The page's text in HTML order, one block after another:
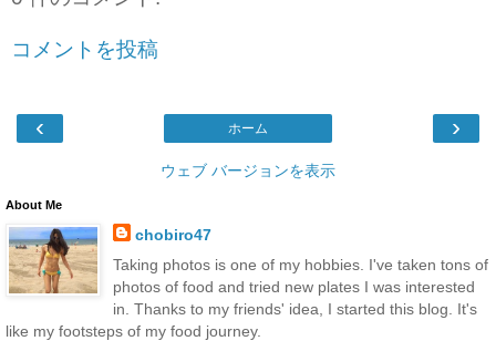
コメントを投稿
‹ ›
ホーム
ウェブ バージョンを表示
About Me
chobiro47
Taking photos is one of my hobbies. I've taken tons of
photos of food and tried new plates I was interested
in. Thanks to my friends' idea, I started this blog. It's
like my footsteps of my food journey.